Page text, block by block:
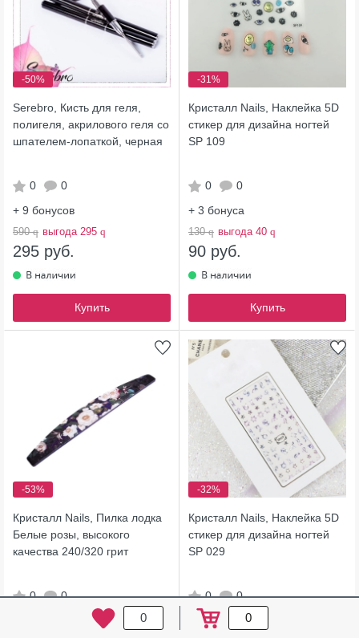
0 0
-50%
Serebro, Кисть для геля,
полигеля, акрилового геля со
шпателем-лопаткой, черная
0
0
+ 9 бонусов
590q выгода 295 q
295 руб.
Купить
-31%
Кристалл Nails, Наклейка 5D
стикер для дизайна ногтей
SP 109
0
0
+ 3 бонуса
130q выгода 40 q
90 руб.
Купить
-53%
Кристалл Nails, Пилка лодка
Белые розы, высокого
качества 240/320 грит
0
0
-32%
Кристалл Nails, Наклейка 5D
стикер для дизайна ногтей
SP 029
0
0
+ 4бонуса